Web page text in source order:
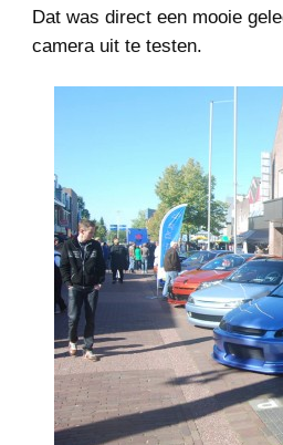
Dat was direct een mooie
camera uit te testen.